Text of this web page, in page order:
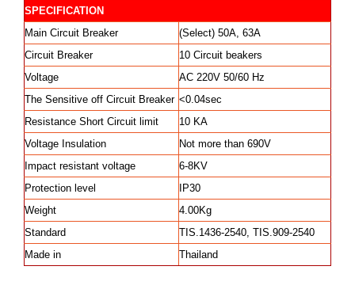
SPECIFICATION
Main Circuit Breaker
(Select) 50A, 63A
Circuit Breaker
10 Circuit beakers
Voltage
AC 220V 50/60 Hz
The Sensitive off Circuit Breaker <0.04sec
Resistance Short Circuit limit
10 KA
Voltage Insulation
Not more than 690V
Impact resistant voltage
6-8KV
Protection level
IP30
Weight
4.00Kg
Standard
TIS.1436-2540, TIS.909-2540
Made in
Thailand